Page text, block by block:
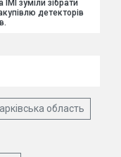
зуміли зібрати
детекторів
область